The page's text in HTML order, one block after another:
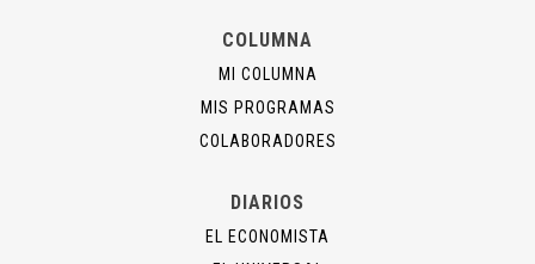
COLUMNA
MI COLUMNA
MIS PROGRAMAS
COLABORADORES
DIARIOS
EL ECONOMISTA